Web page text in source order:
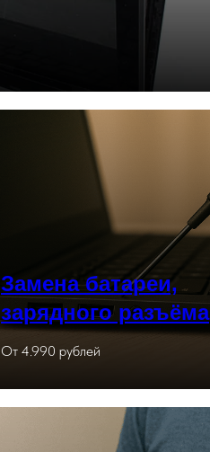
Замена батареи,
зарядного разъёма
От 4.990 рублей